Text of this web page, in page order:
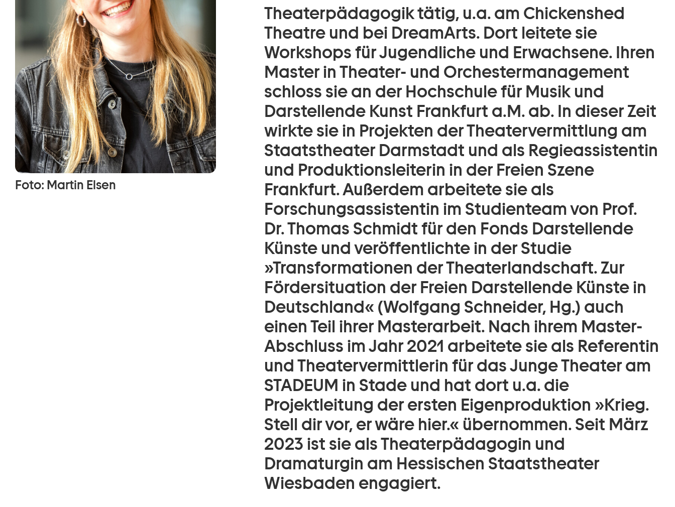
Foto: Martin Elsen
Theaterpädagogik tätig, u.a. am Chickenshed
Theatre und bei DreamArts. Dort leitete sie
Workshops für Jugendliche und Erwachsene. Ihren
Master in Theater- und Orchestermanagement
schloss sie an der Hochschule für Musik und
Darstellende Kunst Frankfurt a.M. ab. In dieser Zeit
wirkte sie in Projekten der Theatervermittlung am
Staatstheater Darmstadt und als Regieassistentin
und Produktionsleiterin in der Freien Szene
Frankfurt. Außerdem arbeitete sie als
Forschungsassistentin im Studienteam von Prof.
Dr. Thomas Schmidt für den Fonds Darstellende
Künste und veröffentlichte in der Studie
»Transformationen der Theaterlandschaft. Zur
Fördersituation der Freien Darstellende Künste in
Deutschland« (Wolfgang Schneider, Hg.) auch
einen Teil ihrer Masterarbeit. Nach ihrem Master-
Abschluss im Jahr 2021 arbeitete sie als Referentin
und Theatervermittlerin für das Junge Theater am
STADEUM in Stade und hat dort u.a. die
Projektleitung der ersten Eigenproduktion »Krieg.
Stell dir vor, er wäre hier.« übernommen. Seit März
2023 ist sie als Theaterpädagogin und
Dramaturgin am Hessischen Staatstheater
Wiesbaden engagiert.